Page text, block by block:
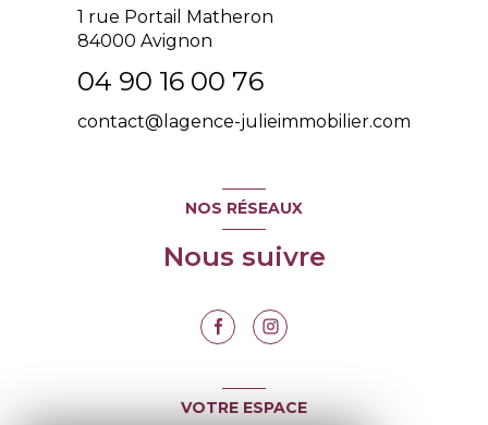
1 rue Portail Matheron
84000 Avignon
04 90 16 00 76
contact@lagence-julieimmobilier.com
NOS RÉSEAUX
Nous suivre
VOTRE ESPACE